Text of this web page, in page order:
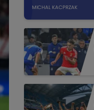
MICHAL KACPRZAK